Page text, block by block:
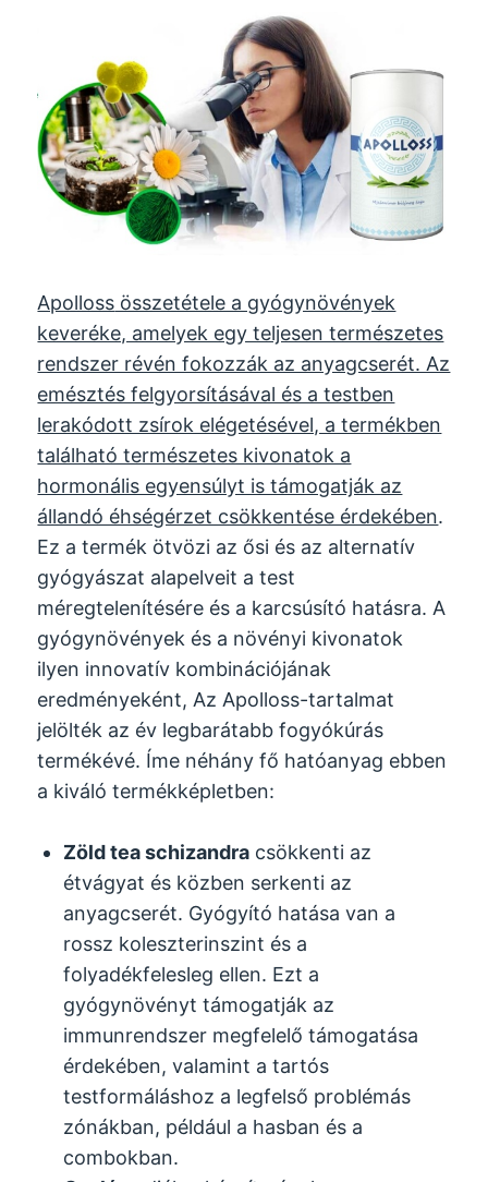
Apolloss összetétele a gyógynövények
keveréke, amelyek egy teljesen természetes
rendszer révén fokozzák az anyagcserét. Az
emésztés felgyorsításával és a testben
lerakódott zsírok elégetésével, a termékben
található természetes kivonatok a
hormonális egyensúlyt is támogatják az
állandó éhségérzet csökkentése érdekében.
Ez a termék ötvözi az ősi és az alternatív
gyógyászat alapelveit a test
méregtelenítésére és a karcsúsító hatásra. A
gyógynövények és a növényi kivonatok
ilyen innovatív kombinációjának
eredményeként, Az Apolloss-tartalmat
jelölték az év legbarátabb fogyókúrás
termékévé. Íme néhány fő hatóanyag ebben
a kiváló termékképletben:
Zöld tea schizandra csökkenti az
étvágyat és közben serkenti az
anyagcserét. Gyógyító hatása van a
rossz koleszterinszint és a
folyadékfelesleg ellen. Ezt a
gyógynövényt támogatják az
immunrendszer megfelelő támogatása
érdekében, valamint a tartós
testformáláshoz a legfelső problémás
zónákban, például a hasban és a
combokban.